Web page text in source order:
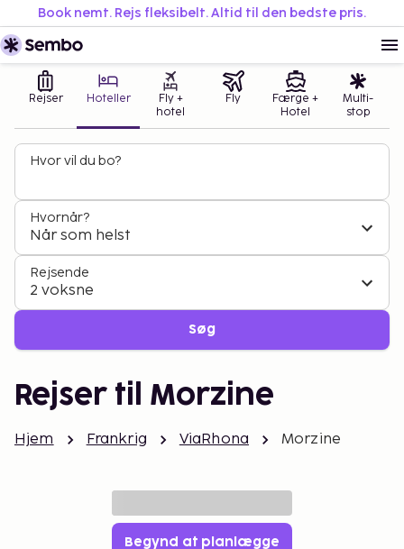
Book nemt. Rejs fleksibelt. Altid til den bedste pris.
Rejser Hoteller
Fly +
hotel
Fly
Færge +
Hotel
Multi-
stop
Hvor vil du bo?
Hvornår?
Når som helst
Rejsende
2 voksne
Søg
Rejser til Morzine
Hjem Frankrig ViaRhona Morzine
Begynd at planlægge